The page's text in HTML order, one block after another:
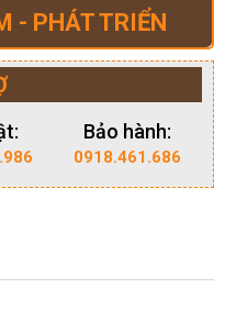
- PHÁT TRIỂN
Bảo hành:
0918.461.686